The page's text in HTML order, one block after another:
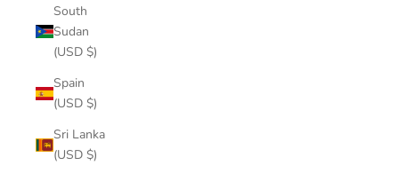
South
Sudan
(USD $)
Spain
(USD $)
Sri Lanka
(USD $)